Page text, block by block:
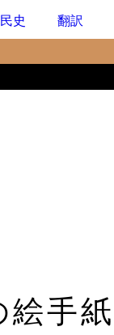
史 翻訳
絵手